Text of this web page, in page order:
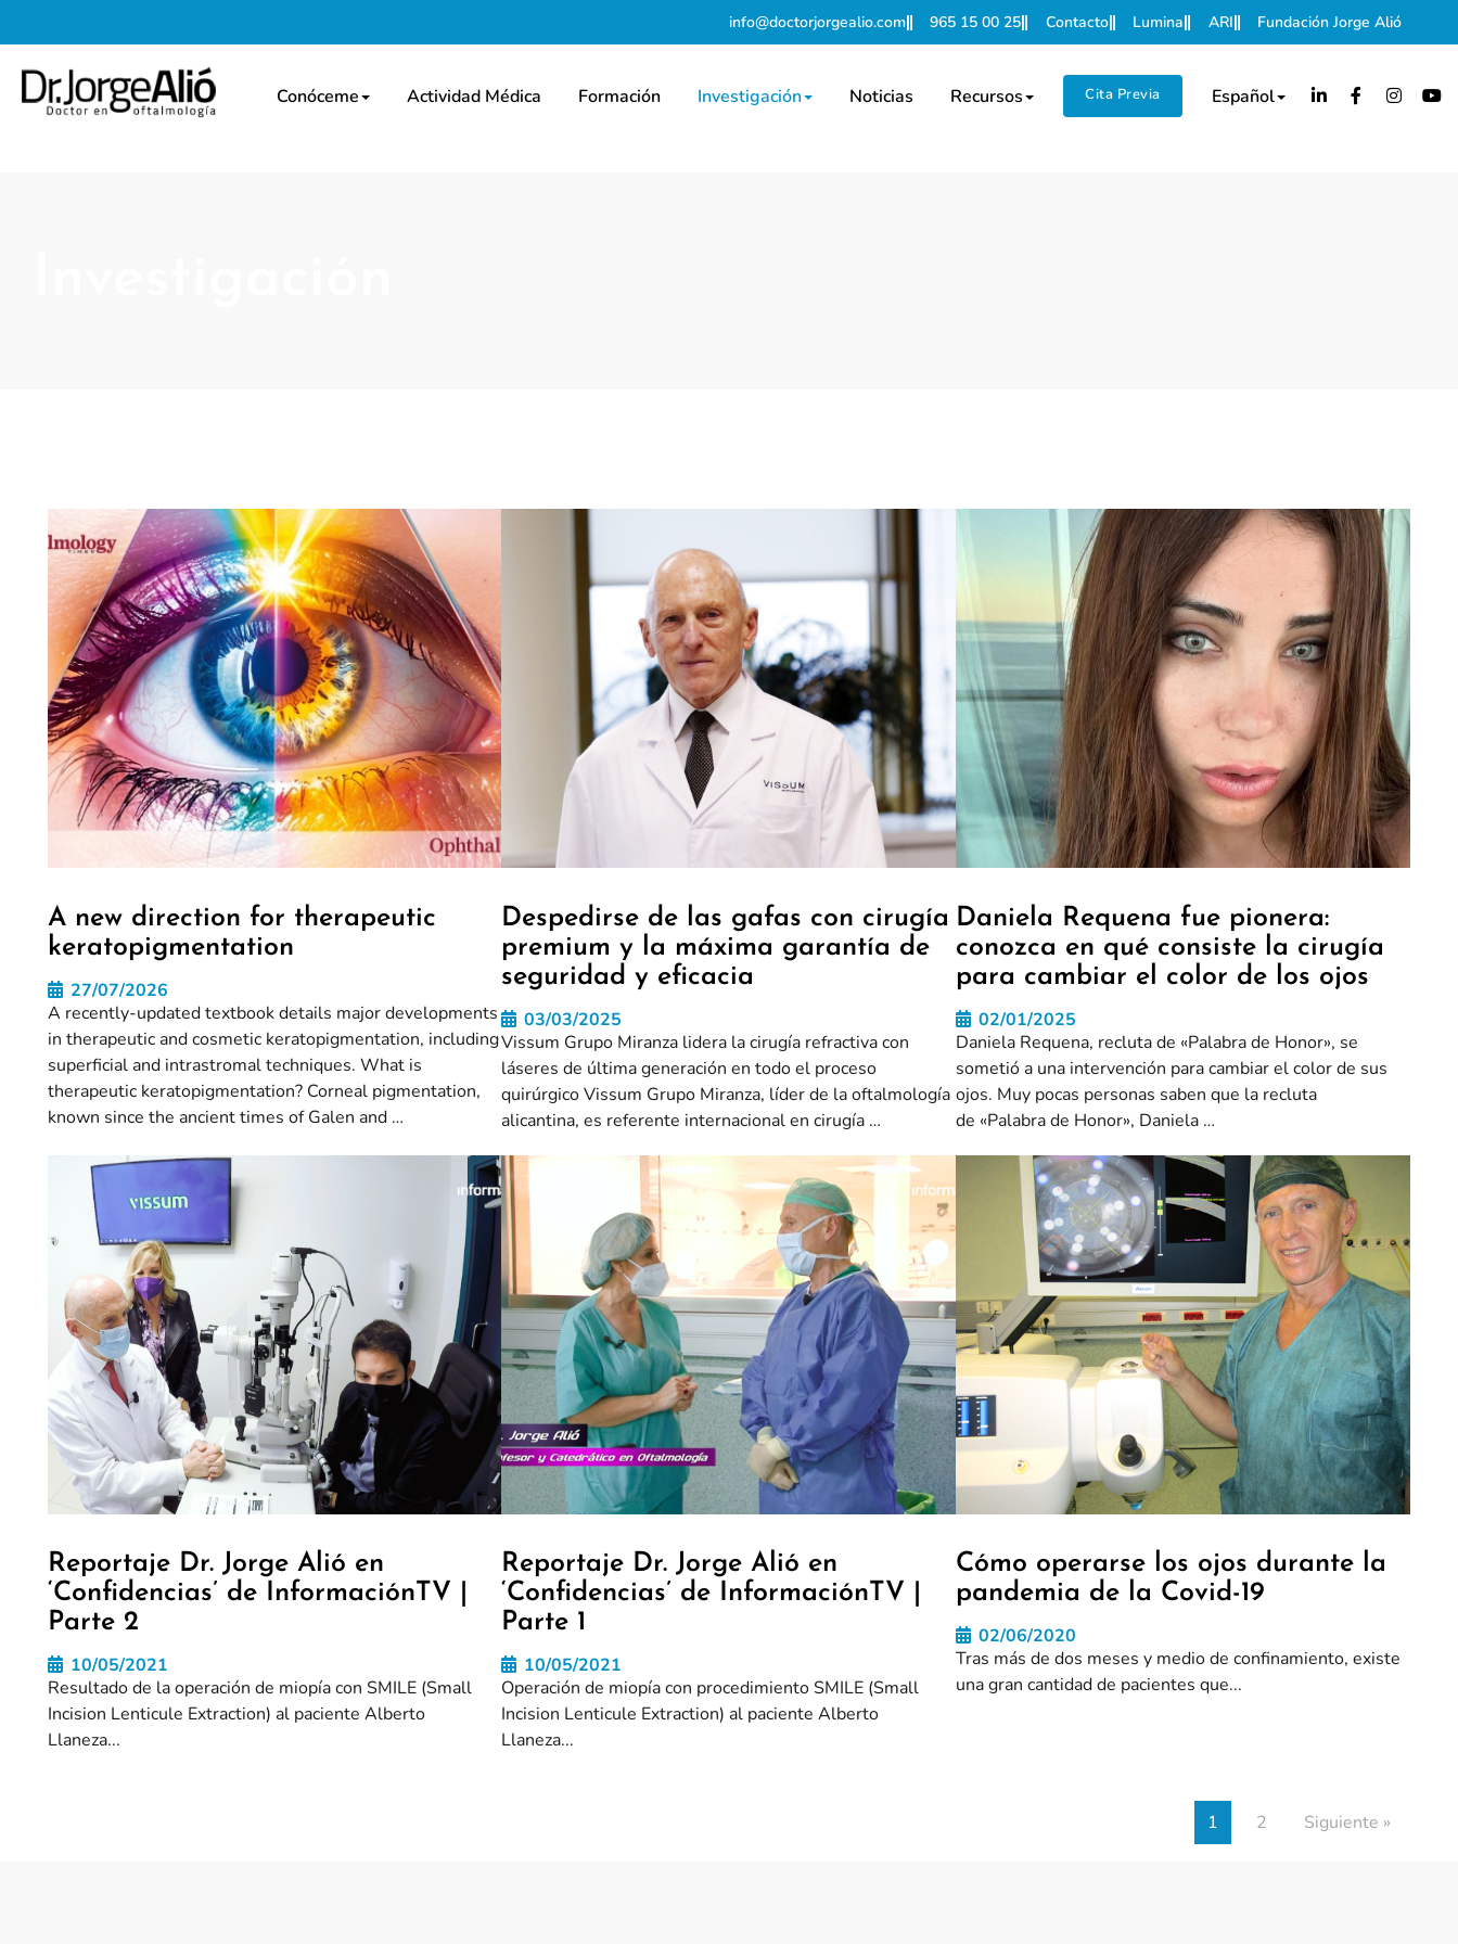
info@doctorjorgealio.com 965 15 00 25 Contacto Lumina ARI Fundación Jorge Alió
Conóceme Actividad Médica Formación Investigación Noticias Recursos Cita Previa Español
A new direction for therapeutic
keratopigmentation
27/07/2026
A recently-updated textbook details major developments
in therapeutic and cosmetic keratopigmentation, including
superficial and intrastromal techniques. What is
therapeutic keratopigmentation? Corneal pigmentation,
known since the ancient times of Galen and …
Despedirse de las gafas con cirugía
premium y la máxima garantía de
seguridad y eficacia
03/03/2025
Vissum Grupo Miranza lidera la cirugía refractiva con
láseres de última generación en todo el proceso
quirúrgico Vissum Grupo Miranza, líder de la oftalmología
alicantina, es referente internacional en cirugía …
Daniela Requena fue pionera:
conozca en qué consiste la cirugía
para cambiar el color de los ojos
02/01/2025
Daniela Requena, recluta de «Palabra de Honor», se
sometió a una intervención para cambiar el color de sus
ojos. Muy pocas personas saben que la recluta
de «Palabra de Honor», Daniela …
Reportaje Dr. Jorge Alió en
‘Confidencias’ de InformaciónTV |
Parte 2
10/05/2021
Resultado de la operación de miopía con SMILE (Small
Incision Lenticule Extraction) al paciente Alberto
Llaneza...
Reportaje Dr. Jorge Alió en
‘Confidencias’ de InformaciónTV |
Parte 1
10/05/2021
Operación de miopía con procedimiento SMILE (Small
Incision Lenticule Extraction) al paciente Alberto
Llaneza...
Cómo operarse los ojos durante la
pandemia de la Covid-19
02/06/2020
Tras más de dos meses y medio de confinamiento, existe
una gran cantidad de pacientes que...
1 2 Siguiente »